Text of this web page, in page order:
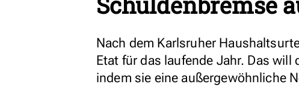
Nach dem Karlsruher
Etat für das laufende Jahr. Das
indem sie eine außergewöhnliche